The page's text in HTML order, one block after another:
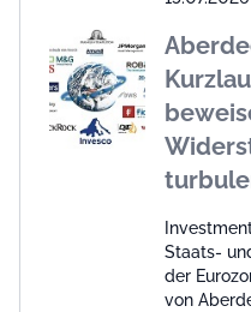
Staats-
der
von